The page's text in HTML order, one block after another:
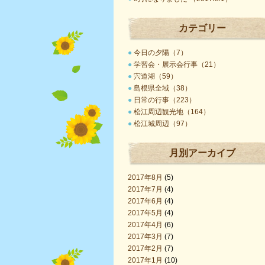
カテゴリー
● 今日の夕陽（7）
● 学習会・展示会行事（21）
● 宍道湖（59）
● 島根県全域（38）
● 日常の行事（223）
● 松江周辺観光地（164）
● 松江城周辺（97）
月別アーカイブ
2017年8月 (5)
2017年7月 (4)
2017年6月 (4)
2017年5月 (4)
2017年4月 (6)
2017年3月 (7)
2017年2月 (7)
2017年1月 (10)